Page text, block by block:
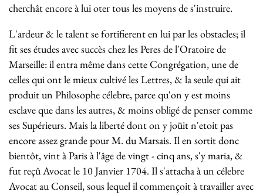
cherchât encore à lui oter tous les moyens de s'instruire.
L'ardeur & le talent se fortifierent en lui par les obstacles; il
fit ses études avec succès chez les Peres de l'Oratoire de
Marseille: il entra même dans cette Congrégation, une de
celles qui ont le mieux cultivé les Lettres, & la seule qui ait
produit un Philosophe célebre, parce qu'on y est moins
esclave que dans les autres, & moins obligé de penser comme
ses Supérieurs. Mais la liberté dont on y joüit n'etoit pas
encore assez grande pour M. du Marsais. Il en sortit donc
bientôt, vint à Paris à l'âge de vingt - cinq ans, s'y maria, &
fut reçû Avocat le 10 Janvier 1704. Il s'attacha à un célebre
Avocat au Conseil, sous lequel il commençoit à travailler avec